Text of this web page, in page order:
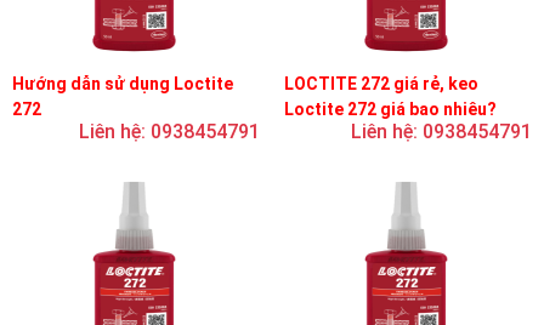
Hướng dẫn sử dụng Loctite
272
Liên hệ: 0938454791
LOCTITE 272 giá rẻ, keo
Loctite 272 giá bao nhiêu?
Liên hệ: 0938454791